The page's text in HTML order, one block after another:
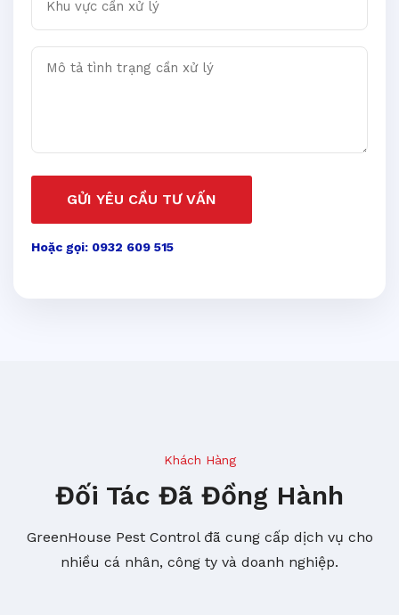
Mô tả tình trạng cần xử lý
GỬI YÊU CẦU TƯ VẤN
Hoặc gọi: 0932 609 515
Khách Hàng
Đối Tác Đã Đồng Hành
GreenHouse Pest Control đã cung cấp dịch vụ cho
nhiều cá nhân, công ty và doanh nghiệp.